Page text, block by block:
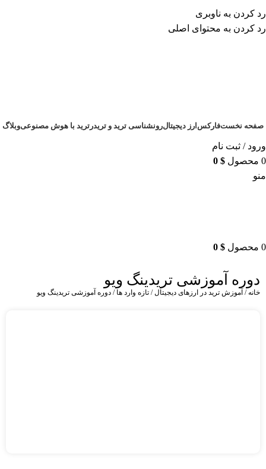
رد کردن به ناوبری
رد کردن به محتوای اصلی
برای طراحی سربرگ به بخش سربرگ ساز بروید...
صفحه نخستفارکس ارز دیجیتالرونشناسی ترید و تریدر ترید با هوش مصنوعیوبلاگ
ورود / ثبت نام
0 محصول 0 $
منو
0 محصول 0 $
دوره آموزشی تریدینگ ویو
خانه آموزش ترید در ارزهای دیجیتال تازه وارد ها دوره آموزشی تریدینگ ویو